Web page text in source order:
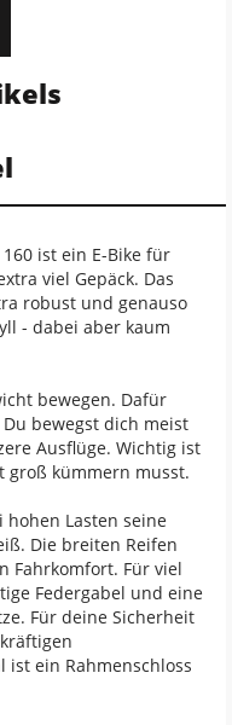
ist ein E-Bike für
viel Gepäck. Das
robust und genauso
- dabei aber kaum
bewegen. Dafür
bewegst dich meist
Ausflüge. Wichtig ist
groß kümmern musst.
hohen Lasten seine
Die breiten Reifen
Fahrkomfort. Für viel
Federgabel und eine
Für deine Sicherheit
ist ein Rahmenschloss